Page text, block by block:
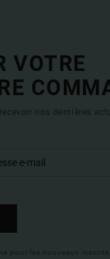
VOTRE
nos dernières
pour les nouveaux